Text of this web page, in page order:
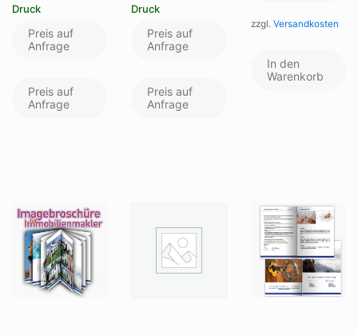
Druck
Preis auf
Anfrage
Preis auf
Anfrage
Druck
Preis auf
Anfrage
Preis auf
Anfrage
zzgl. Versandkosten
In den
Warenkorb